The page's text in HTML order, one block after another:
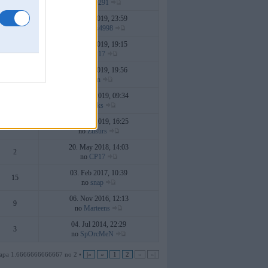
sys9291
38
20. Sep 2019, 23:59
ilmars4998
08. Sep 2019, 19:15
CP17
30. Jun 2019, 19:56
sn
31. May 2019, 09:34
dsks
12
06. May 2019, 16:25
noZusurs
2
20. May 2018, 14:03
no CP17
15
03. Feb 2017, 10:39
no snap
9
06. Nov 2016, 12:13
no Marteens
3
04. Jul 2014, 22:29
no SpOrcMeN
1.6666666666667 no 2 • |« « 1 2